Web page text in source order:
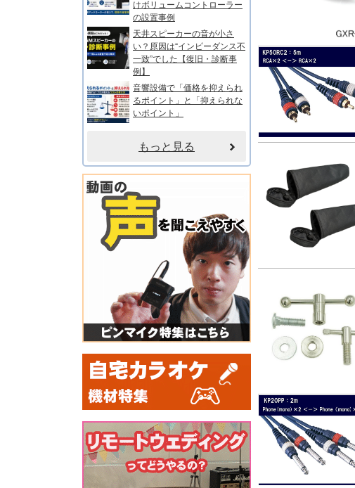
けボリュームコントローラー
の設置事例
天井スピーカーの音が小さ
い？原因は“インピーダンス不
一致”でした【復旧・診断事
例】
音響設備で「価格を抑えられ
るポイント」と「抑えられな
いポイント」
もっと見る